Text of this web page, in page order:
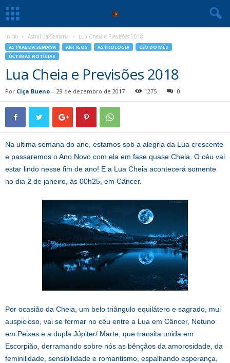
Início Astral da Semana Lua Cheia e Previsões 2018
ASTRAL DA SEMANA ARTIGOS ASTROLOGIA
CÉU DO MÊS
ÚLTIMAS NOTÍCIAS
Lua Cheia e Previsões 2018
Por Ciça Bueno - 29 de dezembro de 2017 1275 0
Na ultima semana do ano, estamos sob a alegria da Lua crescente
e passaremos o Ano Novo com ela em fase quase Cheia. O céu vai
estar lindo nesse fim de ano! E a Lua Cheia acontecerá somente
no dia 2 de janeiro, às 00h25, em Câncer.
Por ocasião da Cheia, um belo triângulo equilátero e sagrado, mui
auspicioso, vai se formar no céu entre a Lua em Câncer, Netuno
em Peixes e a dupla Júpiter/ Marte, que transita unida em
Escorpião, derramando sobre nós as bênçãos da amorosidade, da
feminilidade, sensibilidade e romantismo, espalhando esperança,